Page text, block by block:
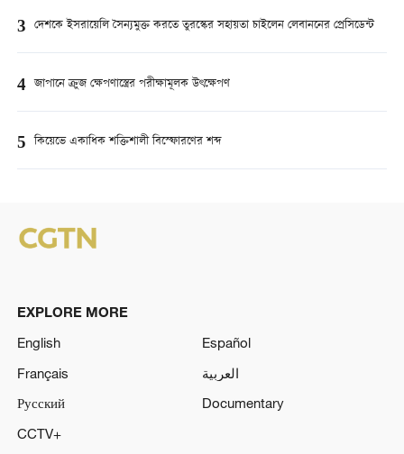
3 দেশকে ইসরায়েলি সৈন্যমুক্ত করতে তুরস্কের সহায়তা চাইলেন লেবাননের প্রেসিডেন্ট
4 জাপানে ক্রুজ ক্ষেপণাস্ত্রের পরীক্ষামূলক উৎক্ষেপণ
5 কিয়েভে একাধিক শক্তিশালী বিস্ফোরণের শব্দ
EXPLORE MORE
English
Español
Français
العربية
Русский
Documentary
CCTV+